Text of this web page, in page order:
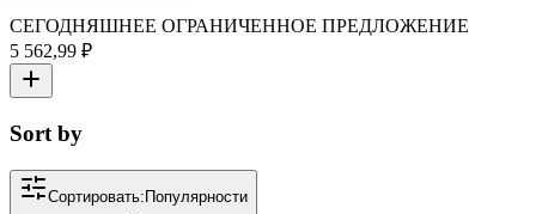
СЕГОДНЯШНЕЕ ОГРАНИЧЕННОЕ ПРЕДЛОЖЕНИЕ
5 562,99 ₽
Sort by
Сортировать:Популярности